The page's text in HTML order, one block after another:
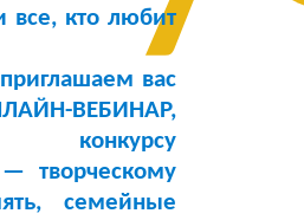
все, кто любит
вас
конкурсу
творческому
семейные